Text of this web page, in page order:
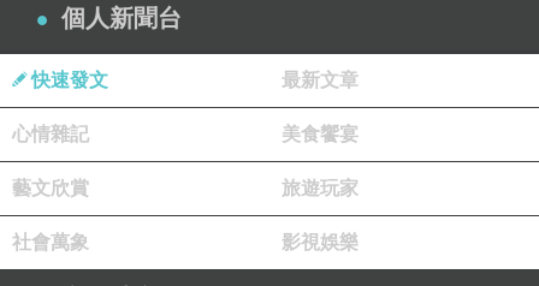
個人新聞台
快速發文 最新文章
心情雜記 美食饗宴
藝文欣賞 旅遊玩家
社會萬象 影視娛樂